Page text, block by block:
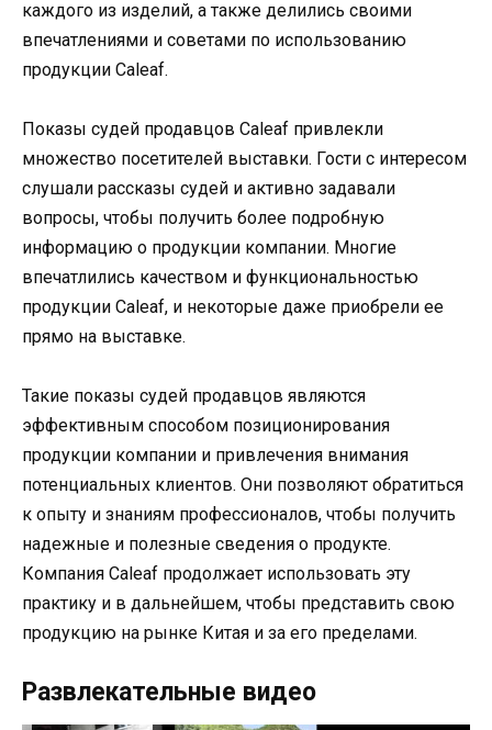
каждого из изделий, а также делились своими
впечатлениями и советами по использованию
продукции Caleaf.
Показы судей продавцов Caleaf привлекли
множество посетителей выставки. Гости с интересом
слушали рассказы судей и активно задавали
вопросы, чтобы получить более подробную
информацию о продукции компании. Многие
впечатлились качеством и функциональностью
продукции Caleaf, и некоторые даже приобрели ее
прямо на выставке.
Такие показы судей продавцов являются
эффективным способом позиционирования
продукции компании и привлечения внимания
потенциальных клиентов. Они позволяют обратиться
к опыту и знаниям профессионалов, чтобы получить
надежные и полезные сведения о продукте.
Компания Caleaf продолжает использовать эту
практику и в дальнейшем, чтобы представить свою
продукцию на рынке Китая и за его пределами.
Развлекательные видео